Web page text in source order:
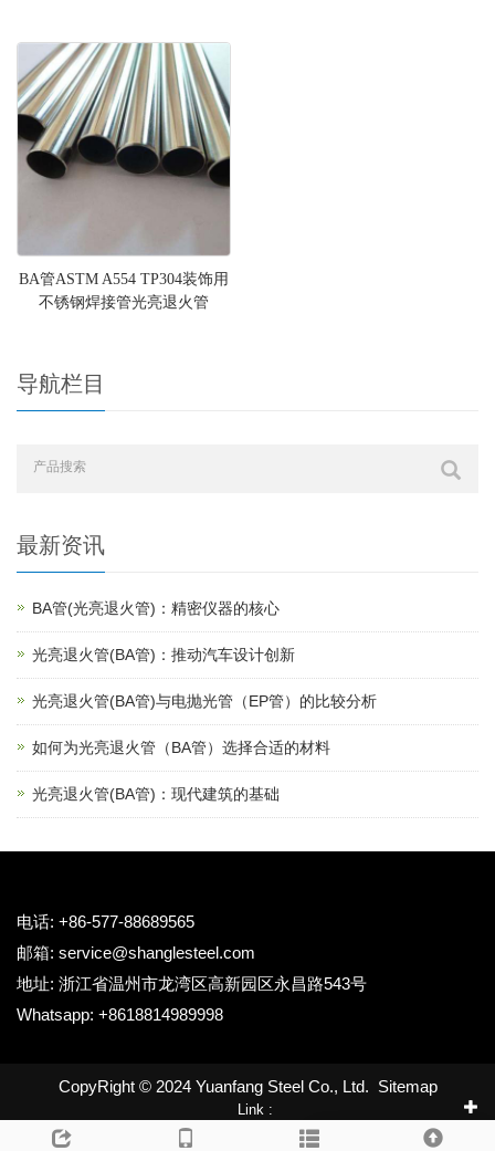
BA管ASTM A554 TP304装饰用
不锈钢焊接管光亮退火管
导航栏目
最新资讯
BA管(光亮退火管)：精密仪器的核心
光亮退火管(BA管)：推动汽车设计创新
光亮退火管(BA管)与电抛光管（EP管）的比较分析
如何为光亮退火管（BA管）选择合适的材料
光亮退火管(BA管)：现代建筑的基础
电话: +86-577-88689565
邮箱: service@shanglesteel.com
地址: 浙江省温州市龙湾区高新园区永昌路543号
Whatsapp: +8618814989998
CopyRight © 2024 Yuanfang Steel Co., Ltd. Sitemap
Link :